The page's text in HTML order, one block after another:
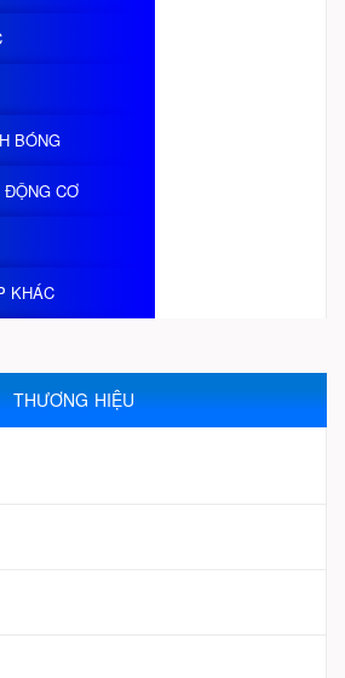
BÓNG
CƠ
KHÁC
THƯƠNG HIỆU